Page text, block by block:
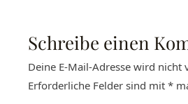
Schreibe einen
Deine E-Mail-Adresse wird nicht
Erforderliche Felder sind mit*